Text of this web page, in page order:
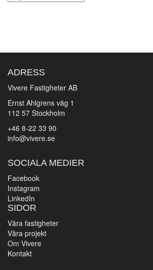
ADRESS
Vivere Fastigheter AB
Ernst Ahlgrens väg 1
112 57 Stockholm
+46 8-22 33 90
info@vivere.se
SOCIALA MEDIER
Facebook
Instagram
LinkedIn
SIDOR
Våra fastigheter
Våra projekt
Om Vivere
Kontakt